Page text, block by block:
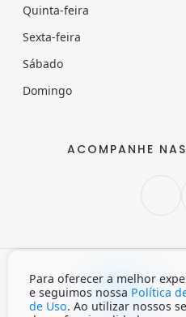
Quinta-feira
Sexta-feira
Sábado
Domingo
ACOMPANHE
Claro
Para oferecer a melhor
e seguimos nossa Política
de Uso. Ao utilizar nossos